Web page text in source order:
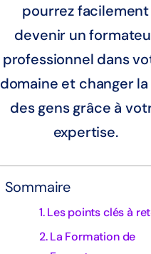
pourrez facilement
devenir un
professionnel dans
domaine et changer
des gens grâce à
expertise.
Sommaire
Les points clés à
La Formation de